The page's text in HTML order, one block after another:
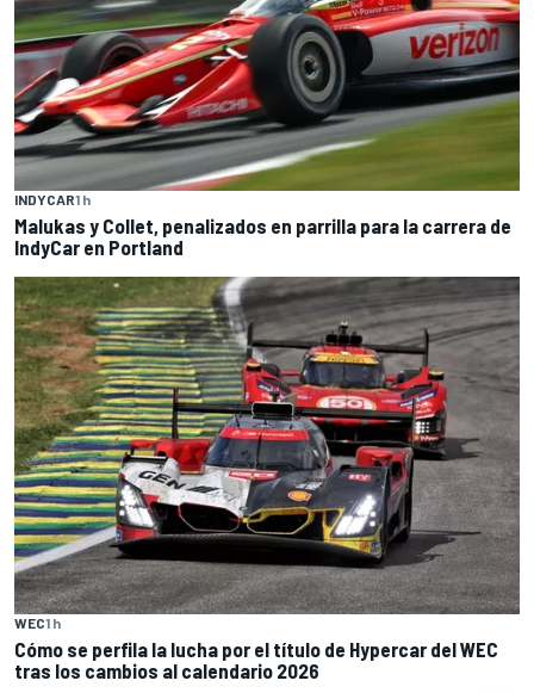
INDYCAR1 h
Malukas y Collet, penalizados en parrilla para la carrera de
IndyCar en Portland
WEC1 h
Cómo se perfila la lucha por el título de Hypercar del WEC
tras los cambios al calendario 2026